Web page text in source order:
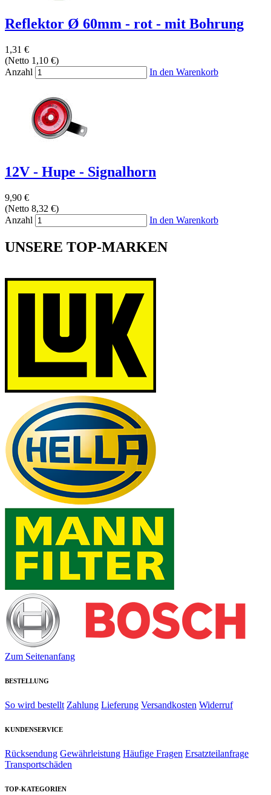
Reflektor Ø 60mm - rot - mit Bohrung
1,31 €
(Netto 1,10 €)
Anzahl
In den Warenkorb
12V - Hupe - Signalhorn
9,90 €
(Netto 8,32 €)
Anzahl
In den Warenkorb
UNSERE TOP-MARKEN
Zum Seitenanfang
BESTELLUNG
So wird bestellt Zahlung Lieferung Versandkosten Widerruf
KUNDENSERVICE
Rücksendung Gewährleistung Häufige Fragen Ersatzteilanfrage
Transportschäden
TOP-KATEGORIEN